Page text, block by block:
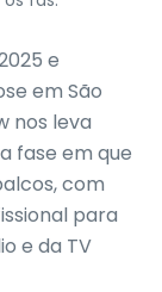
e
em São
nos leva
fase em que
com
para
e da TV